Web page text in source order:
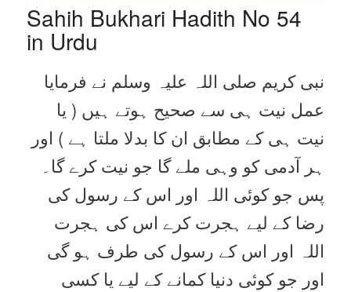
Sahih Bukhari Hadith No 54
in Urdu
نبی کریم صلی اللہ علیہ وسلم نے فرمایا
عمل نیت ہی سے صحیح ہوتے ہیں ( یا
نیت ہی کے مطابق ان کا بدلا ملتا ہے ) اور
ہر آدمی کو وہی ملے گا جو نیت کرے گا۔
پس جو کوئی اللہ اور اس کے رسول کی
رضا کے لیے ہجرت کرے اس کی ہجرت
اللہ اور اس کے رسول کی طرف ہو گی
اور جو کوئی دنیا کمانے کے لیے یا کسی